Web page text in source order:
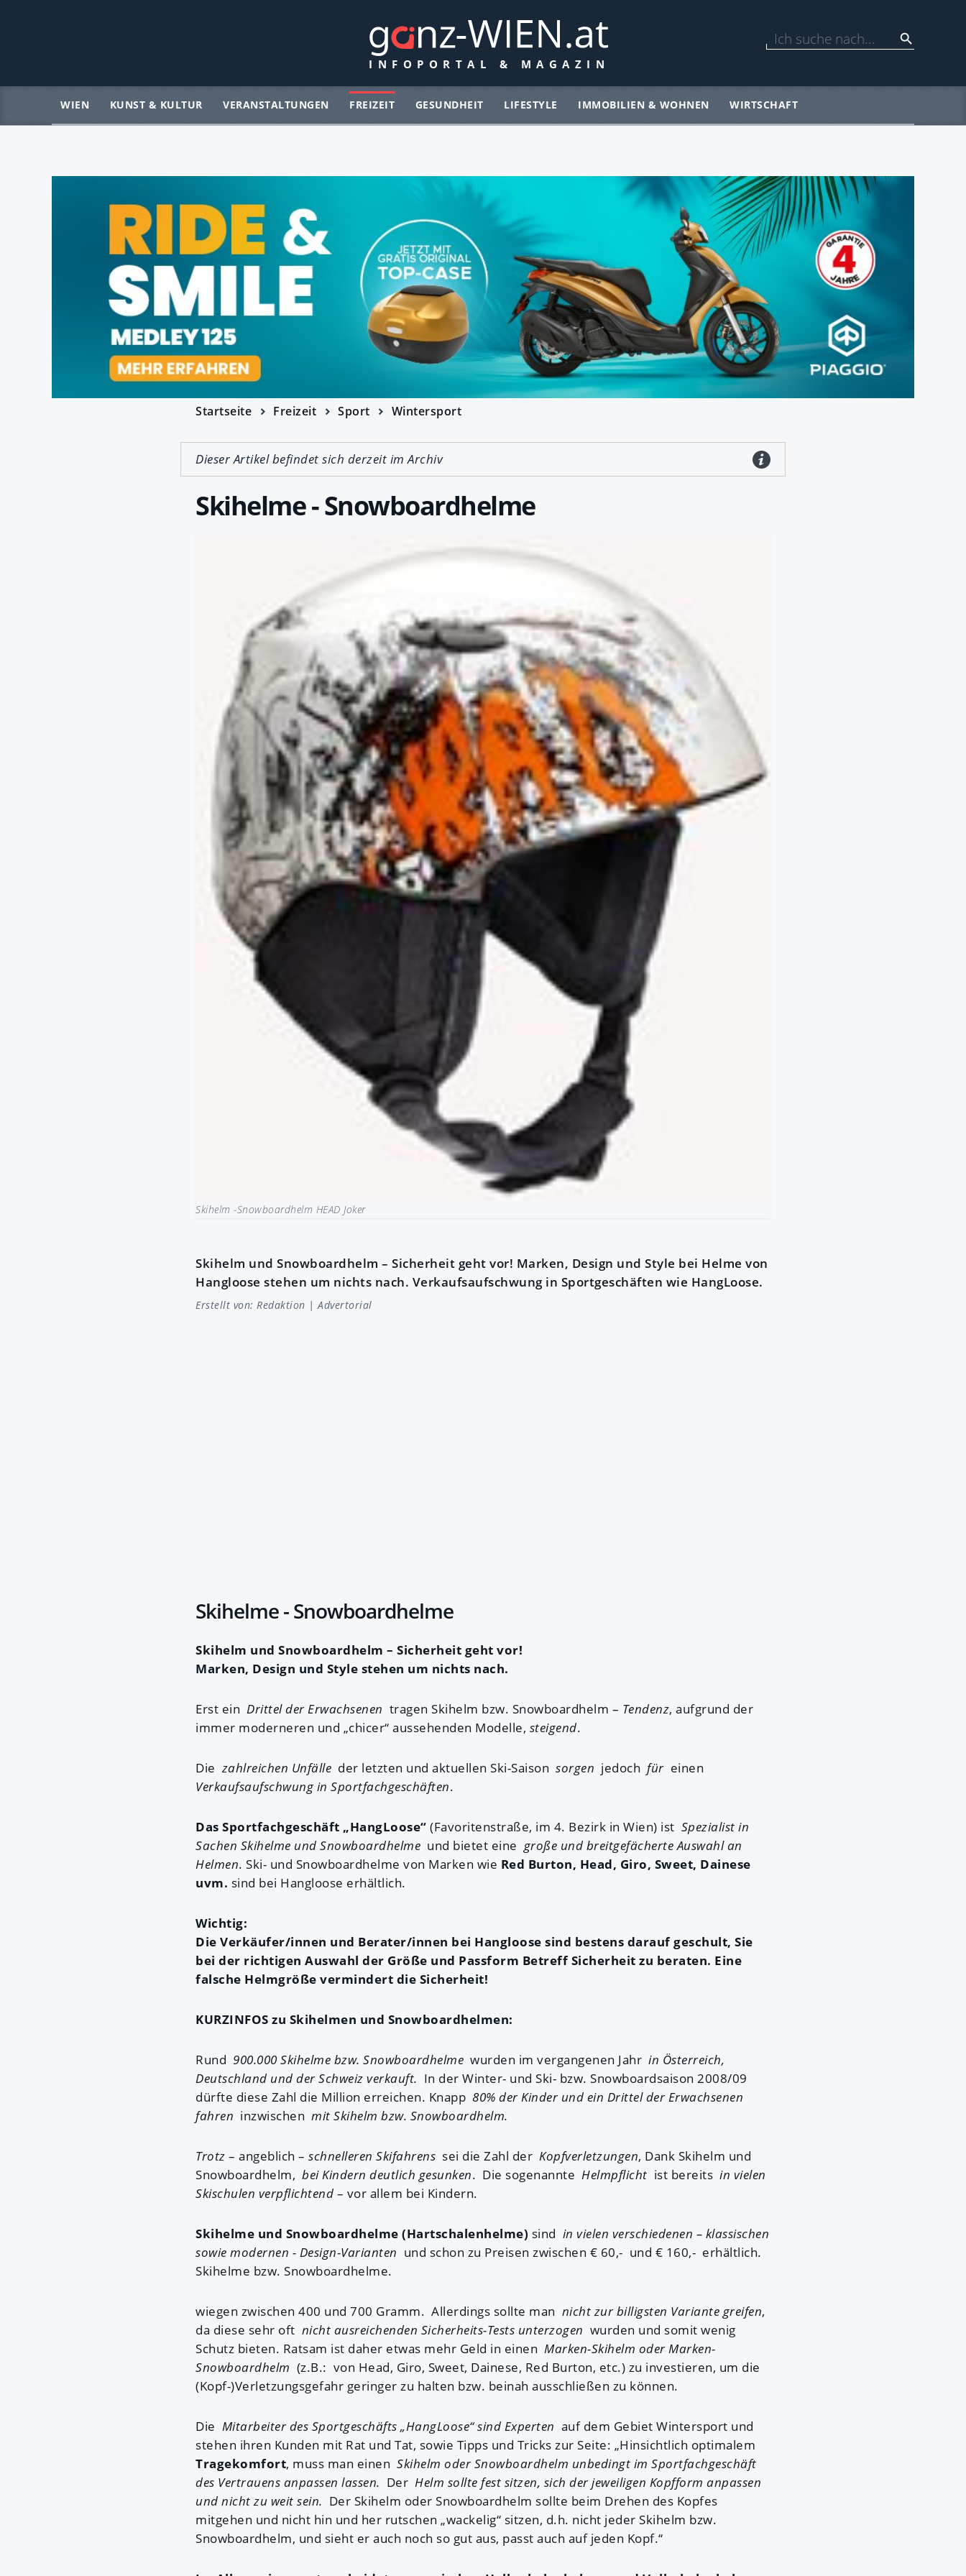
WIEN KUNST & KULTUR VERANSTALTUNGEN FREIZEIT GESUNDHEIT LIFESTYLE IMMOBILIEN & WOHNEN WIRTSCHAFT
Startseite Freizeit Sport Wintersport
Dieser Artikel befindet sich derzeit im Archiv
Skihelme - Snowboardhelme
Skihelm -Snowboardhelm HEAD Joker
Skihelm und Snowboardhelm – Sicherheit geht vor! Marken, Design und Style bei Helme von
Hangloose stehen um nichts nach. Verkaufsaufschwung in Sportgeschäften wie HangLoose.
Erstellt von: Redaktion | Advertorial
Skihelme - Snowboardhelme
Skihelm und Snowboardhelm – Sicherheit geht vor!
Marken, Design und Style stehen um nichts nach.
Erst ein Drittel der Erwachsenen tragen Skihelm bzw. Snowboardhelm – Tendenz, aufgrund der
immer moderneren und „chicer“ aussehenden Modelle, steigend.
Diezahlreichen Unfälle der letzten und aktuellen Ski-Saison sorgen jedoch für einen
Verkaufsaufschwung in Sportfachgeschäften.
Das Sportfachgeschäft „HangLoose“ (Favoritenstraße, im 4. Bezirk in Wien) ist Spezialist in
Sachen Skihelme und Snowboardhelme und bietet eine große und breitgefächerte Auswahl an
Helmen. Ski- und Snowboardhelme von Marken wie Red Burton, Head, Giro, Sweet, Dainese
uvm. sind bei Hangloose erhältlich.
Wichtig:
Die Verkäufer/innen und Berater/innen bei Hangloose sind bestens darauf geschult, Sie
bei der richtigen Auswahl der Größe und Passform Betreff Sicherheit zu beraten. Eine
falsche Helmgröße vermindert die Sicherheit!
KURZINFOS zu Skihelmen und Snowboardhelmen:
Rund 900.000 Skihelme bzw. Snowboardhelme wurden im vergangenen Jahr in Österreich,
Deutschland und der Schweiz verkauft. In der Winter- und Ski- bzw. Snowboardsaison 2008/09
dürfte diese Zahl die Million erreichen. Knapp 80% der Kinder und ein Drittel der Erwachsenen
fahren inzwischen mit Skihelm bzw. Snowboardhelm.
Trotz – angeblich – schnelleren Skifahrens sei die Zahl der Kopfverletzungen, Dank Skihelm und
Snowboardhelm, bei Kindern deutlich gesunken. Die sogenannte Helmpflicht ist bereits in vielen
Skischulen verpflichtend – vor allem bei Kindern.
Skihelme und Snowboardhelme (Hartschalenhelme) sind in vielen verschiedenen – klassischen
sowie modernen - Design-Varianten und schon zu Preisen zwischen € 60,- und € 160,- erhältlich.
Skihelme bzw. Snowboardhelme.
wiegen zwischen 400 und 700 Gramm. Allerdings sollte man nicht zur billigsten Variante greifen,
da diese sehr oft nicht ausreichenden Sicherheits-Tests unterzogen wurden und somit wenig
Schutz bieten. Ratsam ist daher etwas mehr Geld in einen Marken-Skihelm oder Marken-
Snowboardhelm (z.B.: von Head, Giro, Sweet, Dainese, Red Burton, etc.) zu investieren, um die
(Kopf-)Verletzungsgefahr geringer zu halten bzw. beinah ausschließen zu können.
Die Mitarbeiter des Sportgeschäfts „HangLoose“ sind Experten auf dem Gebiet Wintersport und
stehen ihren Kunden mit Rat und Tat, sowie Tipps und Tricks zur Seite: „Hinsichtlich optimalem
Tragekomfort, muss man einen Skihelm oder Snowboardhelm unbedingt im Sportfachgeschäft
des Vertrauens anpassen lassen. Der Helm sollte fest sitzen, sich der jeweiligen Kopfform anpassen
und nicht zu weit sein. Der Skihelm oder Snowboardhelm sollte beim Drehen des Kopfes
mitgehen und nicht hin und her rutschen „wackelig“ sitzen, d.h. nicht jeder Skihelm bzw.
Snowboardhelm, und sieht er auch noch so gut aus, passt auch auf jeden Kopf.“